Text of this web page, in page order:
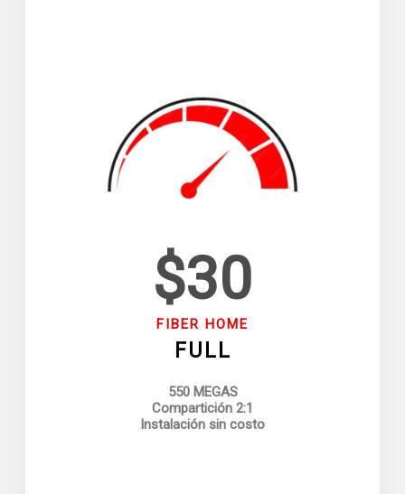
$30
FIBER HOME
FULL
550 MEGAS
Compartición 2:1
Instalación sin costo